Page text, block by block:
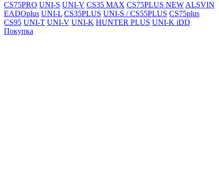
CS75PRO UNI-S UNI-V CS35 MAX CS75PLUS NEW ALSVIN
EADOplus UNI-L CS35PLUS UNI-S / CS55PLUS CS75plus
CS95 UNI-T UNI-V UNI-K HUNTER PLUS UNI-K iDD
Покупка